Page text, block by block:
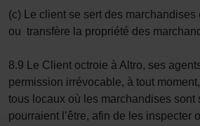
(c) Le client se sert des marchandises
ou transfère la propriété des
8.9 Le Client octroie à Altro, ses
permission irrévocable, à tout
tous locaux où les marchandises sont
pourraient l’être, afin de les inspecter